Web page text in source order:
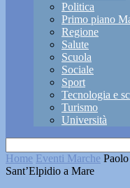
Politica
Primo piano
Regione
Salute
Scuola
Sociale
Sport
Tecnologia e
Turismo
Università
Home Eventi Marche
Sant’Elpidio a Mare